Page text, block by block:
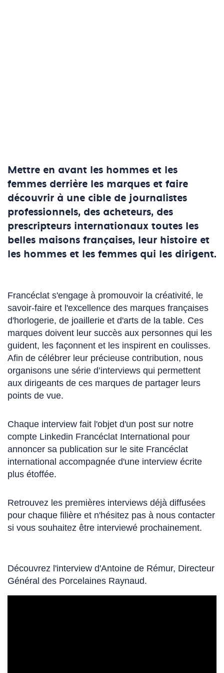
Mettre en avant les hommes et les
femmes derrière les marques et faire
découvrir à une cible de journalistes
professionnels, des acheteurs, des
prescripteurs internationaux toutes les
belles maisons françaises, leur histoire et
les hommes et les femmes qui les dirigent.
Francéclat s'engage à promouvoir la créativité, le
savoir-faire et l'excellence des marques françaises
d'horlogerie, de joaillerie et d'arts de la table. Ces
marques doivent leur succès aux personnes qui les
guident, les façonnent et les inspirent en coulisses.
Afin de célébrer leur précieuse contribution, nous
organisons une série d’interviews qui permettent
aux dirigeants de ces marques de partager leurs
points de vue.
Chaque interview fait l'objet d'un post sur notre
compte Linkedin Francéclat International pour
annoncer sa publication sur le site Francéclat
international accompagnée d'une interview écrite
plus étoffée.
Retrouvez les premières interviews déjà diffusées
pour chaque filière et n'hésitez pas à nous contacter
si vous souhaitez être interviewé prochainement.
Découvrez l'interview d'Antoine de Rémur, Directeur
Général des Porcelaines Raynaud.